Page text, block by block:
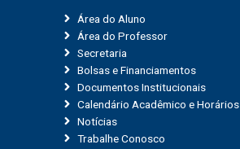
Área do Aluno
Área do Professor
Secretaria
Bolsas e Financiamentos
Documentos Institucionais
Calendário Acadêmico e Horários
Notícias
Trabalhe Conosco